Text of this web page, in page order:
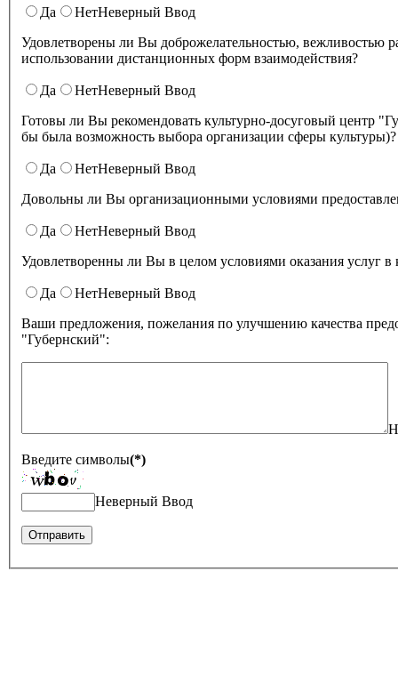
Да НетНеверный Ввод
Удовлетворены ли Вы доброжелательностью, вежливостью работников культурно-досугового центра "Губернский" при
использовании дистанционных форм взаимодействия?
Да НетНеверный Ввод
Готовы ли Вы рекомендовать культурно-досуговый центр "Губернский" родственникам и знакомым (могли бы
бы была возможность выбора организации сферы культуры)?
Да НетНеверный Ввод
Довольны ли Вы организационными условиями
Да НетНеверный Ввод
Удовлетворенны ли Вы в целом условиями
Да НетНеверный Ввод
Ваши предложения, пожелания по улучшению качества
"Губернский":
Введите символы(*)
Неверный Ввод